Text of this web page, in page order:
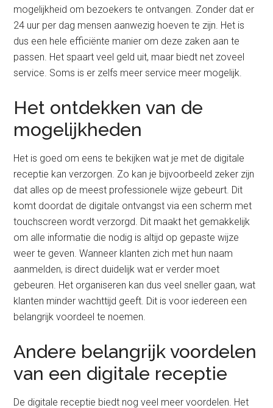
mogelijkheid om bezoekers te ontvangen. Zonder dat er
24 uur per dag mensen aanwezig hoeven te zijn. Het is
dus een hele efficiënte manier om deze zaken aan te
passen. Het spaart veel geld uit, maar biedt net zoveel
service. Soms is er zelfs meer service meer mogelijk.
Het ontdekken van de
mogelijkheden
Het is goed om eens te bekijken wat je met de digitale
receptie kan verzorgen. Zo kan je bijvoorbeeld zeker zijn
dat alles op de meest professionele wijze gebeurt. Dit
komt doordat de digitale ontvangst via een scherm met
touchscreen wordt verzorgd. Dit maakt het gemakkelijk
om alle informatie die nodig is altijd op gepaste wijze
weer te geven. Wanneer klanten zich met hun naam
aanmelden, is direct duidelijk wat er verder moet
gebeuren. Het organiseren kan dus veel sneller gaan, wat
klanten minder wachttijd geeft. Dit is voor iedereen een
belangrijk voordeel te noemen.
Andere belangrijk voordelen
van een digitale receptie
De digitale receptie biedt nog veel meer voordelen. Het